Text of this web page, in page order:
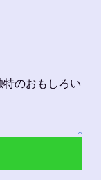
のおもしろい
↑